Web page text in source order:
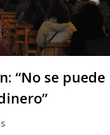
“No se puede